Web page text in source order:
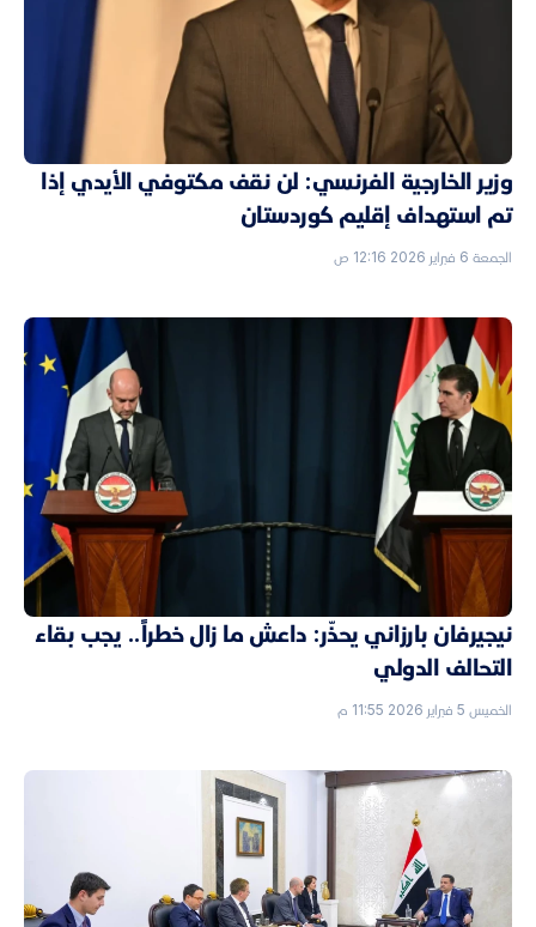
وزير الخارجية الفرنسي: لن نقف مكتوفي الأيدي إذا
تم استهداف إقليم كوردستان
الجمعة 6 فبراير 2026 12:16 ص
نيجيرفان بارزاني يحذّر: داعش ما زال خطراً.. يجب بقاء
التحالف الدولي
الخميس 5 فبراير 2026 11:55 م